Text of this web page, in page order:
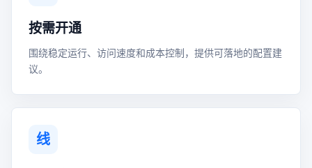
按需开通
围绕稳定运行、访问速度和成本控制，提供可落地的配置建
议。
线